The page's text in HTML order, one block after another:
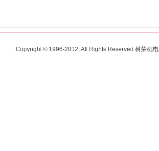
Copyright © 1996-2012, All Rights Reserved 树荣机电